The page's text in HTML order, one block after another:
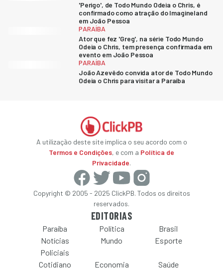
'Perigo', de Todo Mundo Odeia o Chris, é
confirmado como atração do Imagineland
em João Pessoa
PARAÍBA
Ator que fez 'Greg', na série Todo Mundo
Odeia o Chris, tem presença confirmada em
evento em João Pessoa
PARAÍBA
João Azevêdo convida ator de Todo Mundo
Odeia o Chris para visitar a Paraíba
A utilização deste site implica o seu acordo com o
Termos e Condições, e com a Política de
Privacidade.
Copyright © 2005 - 2025 ClickPB. Todos os direitos
reservados.
EDITORIAS
Paraíba Política
Brasil
Notícias
Policiais
Mundo Esporte
Cotidiano Economia Saúde